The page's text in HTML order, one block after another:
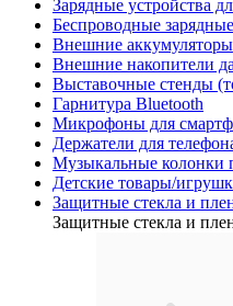
Зарядные устройства
Беспроводные
Внешние аккумуляторы
Внешние накопители
Выставочные стенды
Гарнитура Bluetooth
Микрофоны для
Держатели для
Музыкальные колонки
Детские товары/
Защитные стекла и
Защитные стекла и